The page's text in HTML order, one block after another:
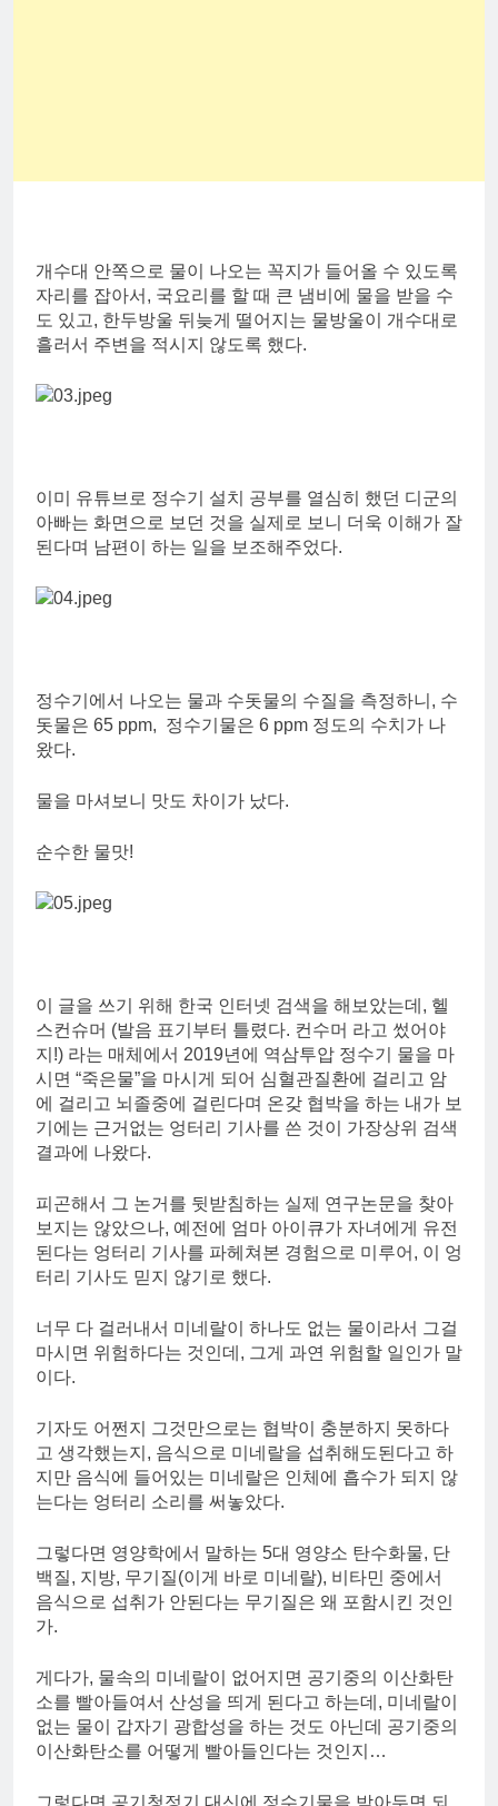
개수대 안쪽으로 물이 나오는 꼭지가 들어올 수 있도록
자리를 잡아서, 국요리를 할 때 큰 냄비에 물을 받을 수
도 있고, 한두방울 뒤늦게 떨어지는 물방울이 개수대로
흘러서 주변을 적시지 않도록 했다.
이미 유튜브로 정수기 설치 공부를 열심히 했던 디군의
아빠는 화면으로 보던 것을 실제로 보니 더욱 이해가 잘
된다며 남편이 하는 일을 보조해주었다.
정수기에서 나오는 물과 수돗물의 수질을 측정하니, 수
돗물은 65 ppm, 정수기물은 6 ppm 정도의 수치가 나
왔다.
물을 마셔보니 맛도 차이가 났다.
순수한 물맛!
이 글을 쓰기 위해 한국 인터넷 검색을 해보았는데, 헬
스컨슈머 (발음 표기부터 틀렸다. 컨수머 라고 썼어야
지!) 라는 매체에서 2019년에 역삼투압 정수기 물을 마
시면 “죽은물”을 마시게 되어 심혈관질환에 걸리고 암
에 걸리고 뇌졸중에 걸린다며 온갖 협박을 하는 내가 보
기에는 근거없는 엉터리 기사를 쓴 것이 가장상위 검색
결과에 나왔다.
피곤해서 그 논거를 뒷받침하는 실제 연구논문을 찾아
보지는 않았으나, 예전에 엄마 아이큐가 자녀에게 유전
된다는 엉터리 기사를 파헤쳐본 경험으로 미루어, 이 엉
터리 기사도 믿지 않기로 했다.
너무 다 걸러내서 미네랄이 하나도 없는 물이라서 그걸
마시면 위험하다는 것인데, 그게 과연 위험할 일인가 말
이다.
기자도 어쩐지 그것만으로는 협박이 충분하지 못하다
고 생각했는지, 음식으로 미네랄을 섭취해도된다고 하
지만 음식에 들어있는 미네랄은 인체에 흡수가 되지 않
는다는 엉터리 소리를 써놓았다.
그렇다면 영양학에서 말하는 5대 영양소 탄수화물, 단
백질, 지방, 무기질(이게 바로 미네랄), 비타민 중에서
음식으로 섭취가 안된다는 무기질은 왜 포함시킨 것인
가.
게다가, 물속의 미네랄이 없어지면 공기중의 이산화탄
소를 빨아들여서 산성을 띄게 된다고 하는데, 미네랄이
없는 물이 갑자기 광합성을 하는 것도 아닌데 공기중의
이산화탄소를 어떻게 빨아들인다는 것인지…
그렇다면 공기청정기 대신에 정수기물을 받아두면 되